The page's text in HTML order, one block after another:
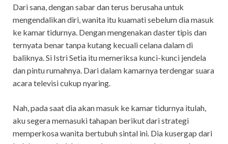
Dari sana, dengan sabar dan terus berusaha untuk
mengendalikan diri, wanita itu kuamati sebelum dia masuk
ke kamar tidurnya. Dengan mengenakan daster tipis dan
ternyata benar tanpa kutang kecuali celana dalam di
baliknya. Si Istri Setia itu memeriksa kunci-kunci jendela
dan pintu rumahnya. Dari dalam kamarnya terdengar suara
acara televisi cukup nyaring.
Nah, pada saat dia akan masuk ke kamar tidurnya itulah,
aku segera memasuki tahapan berikut dari strategi
memperkosa wanita bertubuh sintal ini. Dia kusergap dari